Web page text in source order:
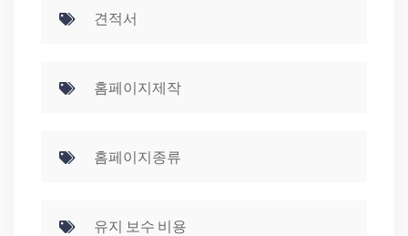
견적서
홈페이지제작
홈페이지종류
유지 보수 비용